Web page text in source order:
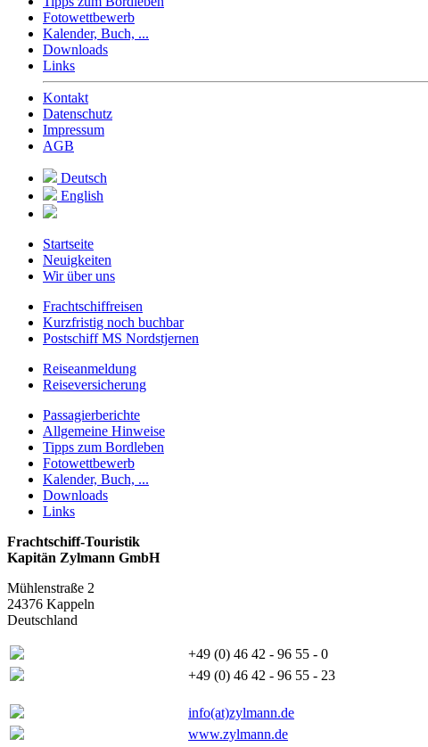
Fotowettbewerb
Kalender, Buch, ...
Downloads
Links
Kontakt
Datenschutz
Impressum
AGB
Deutsch
English
Startseite
Neuigkeiten
Wir über uns
Frachtschiffreisen
Kurzfristig noch buchbar
Postschiff MS Nordstjernen
Reiseanmeldung
Reiseversicherung
Passagierberichte
Allgemeine Hinweise
Tipps zum Bordleben
Fotowettbewerb
Kalender, Buch, ...
Downloads
Links
Frachtschiff-Touristik
Kapitän Zylmann GmbH
Mühlenstraße 2
24376 Kappeln
Deutschland
+49 (0) 46 42 - 96 55 - 0
+49 (0) 46 42 - 96 55 - 23
info(at)zylmann.de
www.zylmann.de